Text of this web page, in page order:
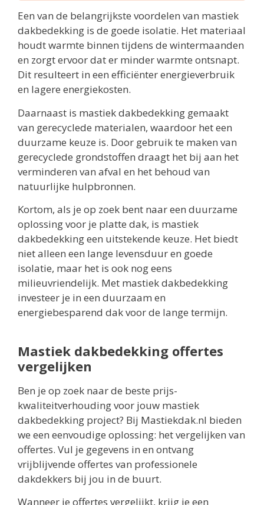
Een van de belangrijkste voordelen van mastiek
dakbedekking is de goede isolatie. Het materiaal
houdt warmte binnen tijdens de wintermaanden
en zorgt ervoor dat er minder warmte ontsnapt.
Dit resulteert in een efficiënter energieverbruik
en lagere energiekosten.
Daarnaast is mastiek dakbedekking gemaakt
van gerecyclede materialen, waardoor het een
duurzame keuze is. Door gebruik te maken van
gerecyclede grondstoffen draagt het bij aan het
verminderen van afval en het behoud van
natuurlijke hulpbronnen.
Kortom, als je op zoek bent naar een duurzame
oplossing voor je platte dak, is mastiek
dakbedekking een uitstekende keuze. Het biedt
niet alleen een lange levensduur en goede
isolatie, maar het is ook nog eens
milieuvriendelijk. Met mastiek dakbedekking
investeer je in een duurzaam en
energiebesparend dak voor de lange termijn.
Mastiek dakbedekking offertes
vergelijken
Ben je op zoek naar de beste prijs-
kwaliteitverhouding voor jouw mastiek
dakbedekking project? Bij Mastiekdak.nl bieden
we een eenvoudige oplossing: het vergelijken van
offertes. Vul je gegevens in en ontvang
vrijblijvende offertes van professionele
dakdekkers bij jou in de buurt.
Wanneer je offertes vergelijkt, krijg je een